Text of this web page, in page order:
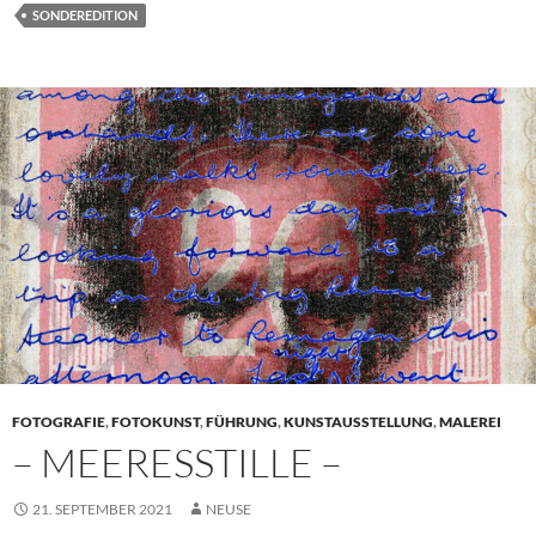
SONDEREDITION
FOTOGRAFIE,FOTOKUNST,FÜHRUNG,KUNSTAUSSTELLUNG,MALEREI
– MEERESSTILLE –
21. SEPTEMBER 2021 NEUSE